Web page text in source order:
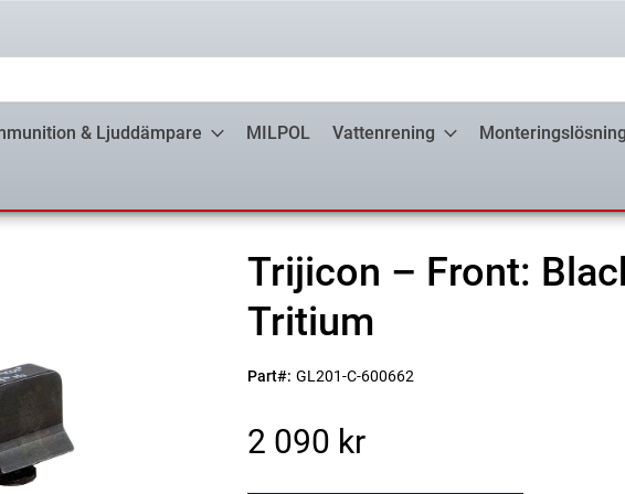
& Ljuddämpare MILPOL Vattenrening
Trijicon – Front:
Tritium
Part#: GL201-C-600662
2 090 kr